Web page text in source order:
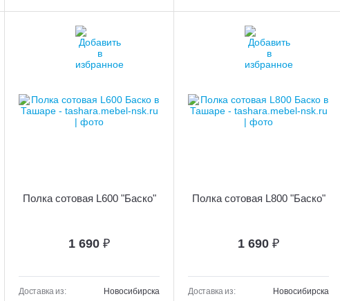
Полка сотовая L600 "Баско"
1 690 ₽
Доставка из:
Новосибирска
Полка сотовая L800 "Баско"
1 690 ₽
Доставка из:
Новосибирска